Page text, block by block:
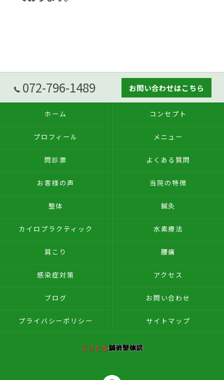
072-796-1489 お問い合わせはこちら
ホーム コンセプト
プロフィール メニュー
問診票 よくある質問
お客様の声 当院の特徴
整体 鍼灸
カイロプラクティック 水素療法
肩こり 腰痛
感染症対策 アクセス
ブログ お問い合わせ
プライバシーポリシー サイトマップ